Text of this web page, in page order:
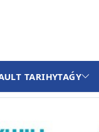
ULT TARIHYTAǴY